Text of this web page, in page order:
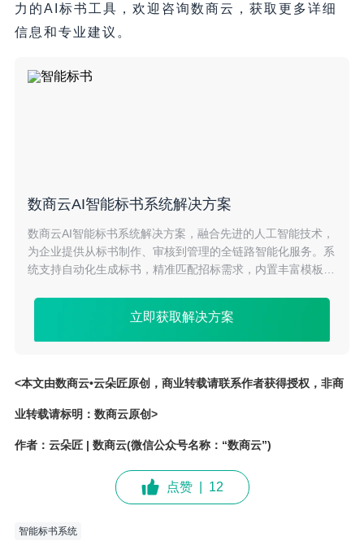
力的AI标书工具，欢迎咨询数商云，获取更多详细
信息和专业建议。
数商云AI智能标书系统解决方案
数商云AI智能标书系统解决方案，融合先进的人工智能技术，
为企业提供从标书制作、审核到管理的全链路智能化服务。系
统支持自动化生成标书，精准匹配招标需求，内置丰富模板
企业精准报价，提高中标率，是企业招投标管理的首选工具。
立即获取解决方案
<本文由数商云•云朵匠原创，商业转载请联系作者获得授权，非商
业转载请标明：数商云原创>
作者：云朵匠 | 数商云(微信公众号名称：“数商云”)
点赞 12
智能标书系统